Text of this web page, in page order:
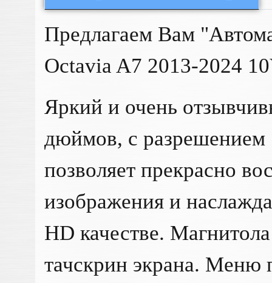
Предлагаем Вам
Octavia A7 2013-2024
Яркий и очень
дюймов, с разрешением
позволяет прекрасно
изображения и
HD качестве.
тачскрин экрана. Меню